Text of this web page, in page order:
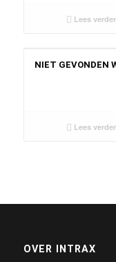
Lees verder
NIET GEVONDEN
Lees verder
OVER INTRAX